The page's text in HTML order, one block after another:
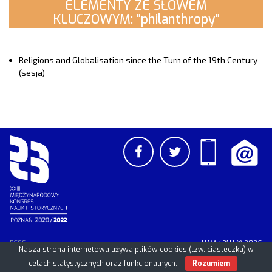
ELEMENTY ZE SŁOWEM
KLUCZOWYM: "philanthropy"
Religions and Globalisation since the Turn of the 19th Century
(sesja)
PCSS UAM/PAN© 2026
Nasza strona internetowa używa plików cookies (tzw. ciasteczka) w
celach statystycznych oraz funkcjonalnych.
Rozumiem